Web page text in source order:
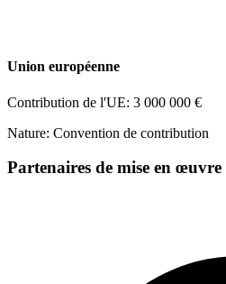
Union européenne
Contribution de l'UE: 3 000 000 €
Nature: Convention de contribution
Partenaires de mise en